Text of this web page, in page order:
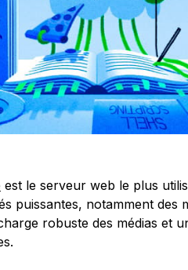
est le serveur web le plus
puissantes, notamment des
robuste des médias et